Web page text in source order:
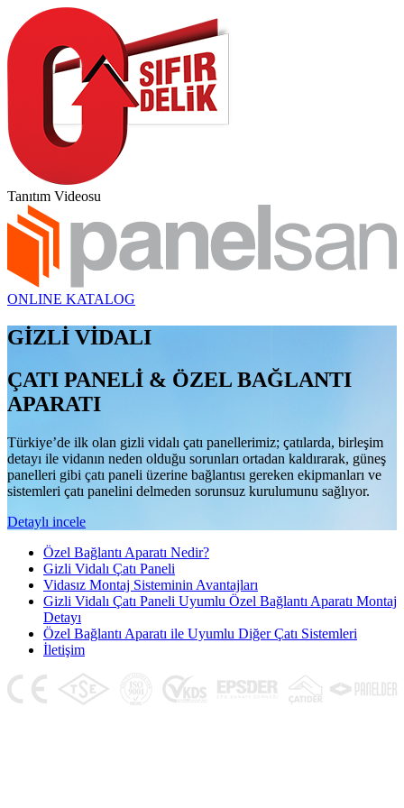
Tanıtım Videosu
ONLINE KATALOG
GİZLİ VİDALI
ÇATI PANELİ & ÖZEL BAĞLANTI
APARATI
Türkiye’de ilk olan gizli vidalı çatı panellerimiz; çatılarda, birleşim
detayı ile vidanın neden olduğu sorunları ortadan kaldırarak, güneş
panelleri gibi çatı paneli üzerine bağlantısı gereken ekipmanları ve
sistemleri çatı panelini delmeden sorunsuz kurulumunu sağlıyor.
Detaylı incele
Özel Bağlantı Aparatı Nedir?
Gizli Vidalı Çatı Paneli
Vidasız Montaj Sisteminin Avantajları
Gizli Vidalı Çatı Paneli Uyumlu Özel Bağlantı Aparatı Montaj
Detayı
Özel Bağlantı Aparatı ile Uyumlu Diğer Çatı Sistemleri
İletişim